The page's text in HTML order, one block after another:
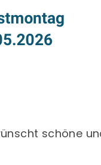
schöne